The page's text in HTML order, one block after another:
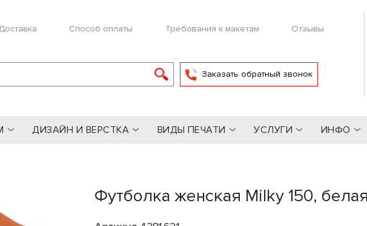
Способ оплаты Требования к макетам Отзывы
Заказать обратный звонок
ДИЗАЙН И ВЕРСТКА ВИДЫ ПЕЧАТИ УСЛУГИ ИНФО
Футболка женская Milky 150,